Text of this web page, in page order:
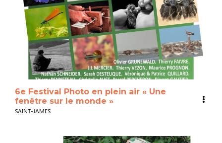
6e Festival Photo en plein air « Une
fenêtre sur le monde »
SAINT-JAMES